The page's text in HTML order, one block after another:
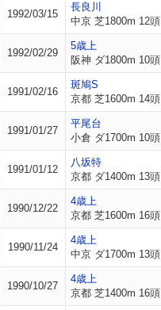
1992/03/15
長良川
中京 芝1800m 12頭
1992/02/29
5歳上
阪神 ダ1800m 10頭
1991/02/16
斑鳩S
京都 芝1600m 14頭
1991/01/27
平尾台
小倉 ダ1700m 10頭
1991/01/12
八坂特
京都 ダ1400m 13頭
1990/12/22
4歳上
京都 芝1600m 16頭
1990/11/24
4歳上
中京 ダ1700m 13頭
1990/10/27
4歳上
京都 芝1400m 16頭